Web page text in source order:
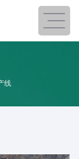
线